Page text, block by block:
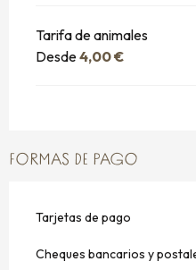
Tarifa de animales
Desde4,00 €
FORMAS DE PAGO
Tarjetas de pago
Cheques bancarios y